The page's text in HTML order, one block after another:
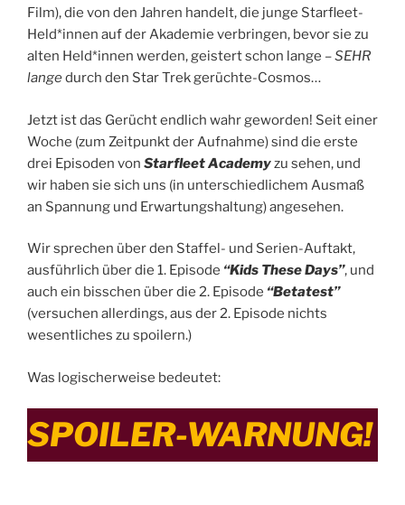
Film), die von den Jahren handelt, die junge Starfleet-
Held*innen auf der Akademie verbringen, bevor sie zu
alten Held*innen werden, geistert schon lange –SEHR
langedurch den Star Trek gerüchte-Cosmos…
Jetzt ist das Gerücht endlich wahr geworden! Seit einer
Woche (zum Zeitpunkt der Aufnahme) sind die erste
drei Episoden von Starfleet Academyzu sehen, und
wir haben sie sich uns (in unterschiedlichem Ausmaß
an Spannung und Erwartungshaltung) angesehen.
Wir sprechen über den Staffel- und Serien-Auftakt,
ausführlich über die 1. Episode “Kids These Days”, und
auch ein bisschen über die 2. Episode “Betatest”
(versuchen allerdings, aus der 2. Episode nichts
wesentliches zu spoilern.)
Was logischerweise bedeutet:
SPOILER-WARNUNG!